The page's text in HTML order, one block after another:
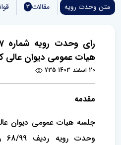
متن وحدت رویه مقالات 3
هیات‌ عمومی دیوان ‌عالی
20 اسفند 1403 735
مقدمه
جلسه هیات ‌عمومی دیوان